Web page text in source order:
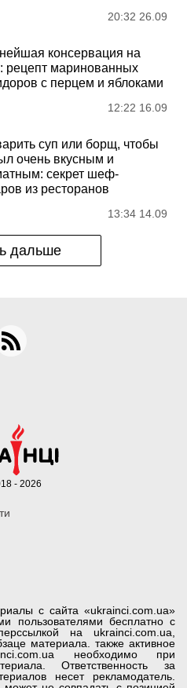
20:32 26.09
консервация на
рецепт маринованных
с перцем и яблоками
12:22 16.09
суп или борщ, чтобы
очень вкусным и
секрет шеф-
из ресторанов
13:34 14.09
дальше
с сайта «ukrainci.com.ua»
пользователями бесплатно с
на ukrainci.com.ua,
материала. также активное
необходимо при
Ответственность за
несет рекламодатель.
- 2026